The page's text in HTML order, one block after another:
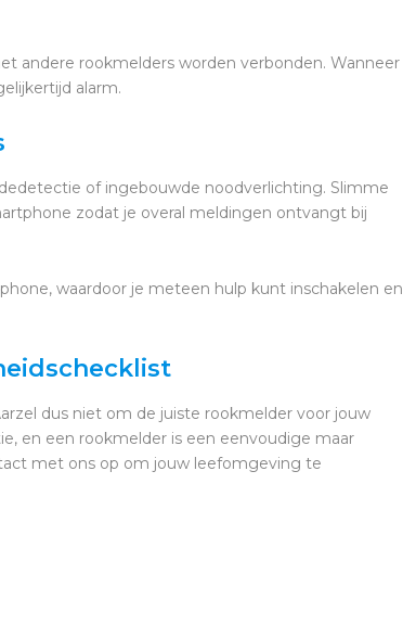
andere rookmelders worden verbonden. Wanneer
alarm.
of ingebouwde noodverlichting. Slimme
zodat je overal meldingen ontvangt bij
waardoor je meteen hulp kunt inschakelen en
dus niet om de juiste rookmelder voor jouw
en een rookmelder is een eenvoudige maar
met ons op om jouw leefomgeving te